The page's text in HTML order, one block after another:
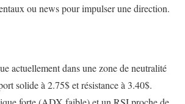
ou news pour impulser une direction.
actuellement dans une zone de neutralité
solide à 2.75$ et résistance à 3.40$.